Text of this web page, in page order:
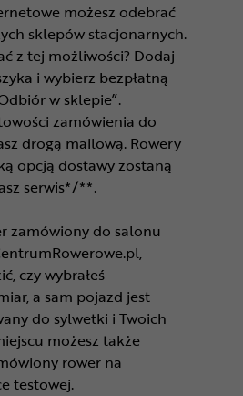
możesz odebrać
sklepów stacjonarnych.
z tej możliwości? Dodaj
i wybierz bezpłatną
w sklepie”.
zamówienia do
drogą mailową. Rowery
opcją dostawy zostaną
serwis*/**.
zamówiony do salonu
czy wybrałeś
a sam pojazd jest
do sylwetki i Twoich
możesz także
rower na
testowej.